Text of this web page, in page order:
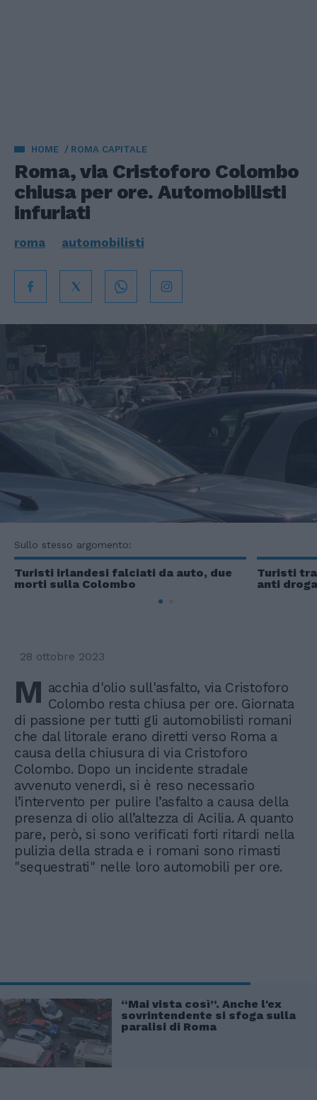
HOME ROMA CAPITALE
Roma, via Cristoforo Colombo
chiusa per ore. Automobilisti
infuriati
roma automobilisti
Sullo stesso argomento:
Turisti irlandesi falciati da auto, due
morti sulla Colombo
Turisti
anti
28 ottobre 2023
M acchia d'olio sull'asfalto, via Cristoforo
Colombo resta chiusa per ore. Giornata
di passione per tutti gli automobilisti romani
che dal litorale erano diretti verso Roma a
causa della chiusura di via Cristoforo
Colombo. Dopo un incidente stradale
avvenuto venerdì, si è reso necessario
l’intervento per pulire l’asfalto a causa della
presenza di olio all’altezza di Acilia. A quanto
pare, però, si sono verificati forti ritardi nella
pulizia della strada e i romani sono rimasti
"sequestrati" nelle loro automobili per ore.
“Mai vista così”. Anche l'ex
sovrintendente si sfoga sulla
paralisi di Roma